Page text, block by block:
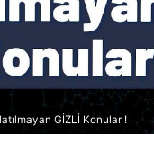
GİZLİ Konular !